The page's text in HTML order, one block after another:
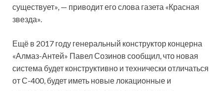
существует», — приводит его слова газета «Красная
звезда».
Ещё в 2017 году генеральный конструктор концерна
«Алмаз-Антей» Павел Созинов сообщил, что новая
система будет конструктивно и технически отличаться
от С-400, будет иметь новые локационные и